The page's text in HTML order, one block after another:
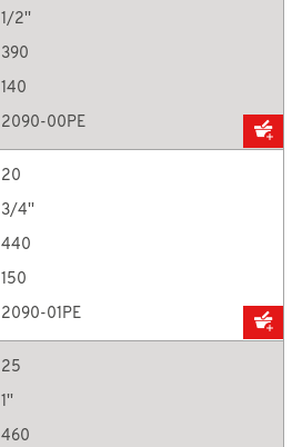
1/2''
390
140
2090-00PE
20
3/4''
440
150
2090-01PE
25
1''
460